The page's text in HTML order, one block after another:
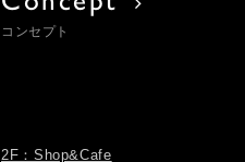
コンセプト
2F：Shop&Cafe